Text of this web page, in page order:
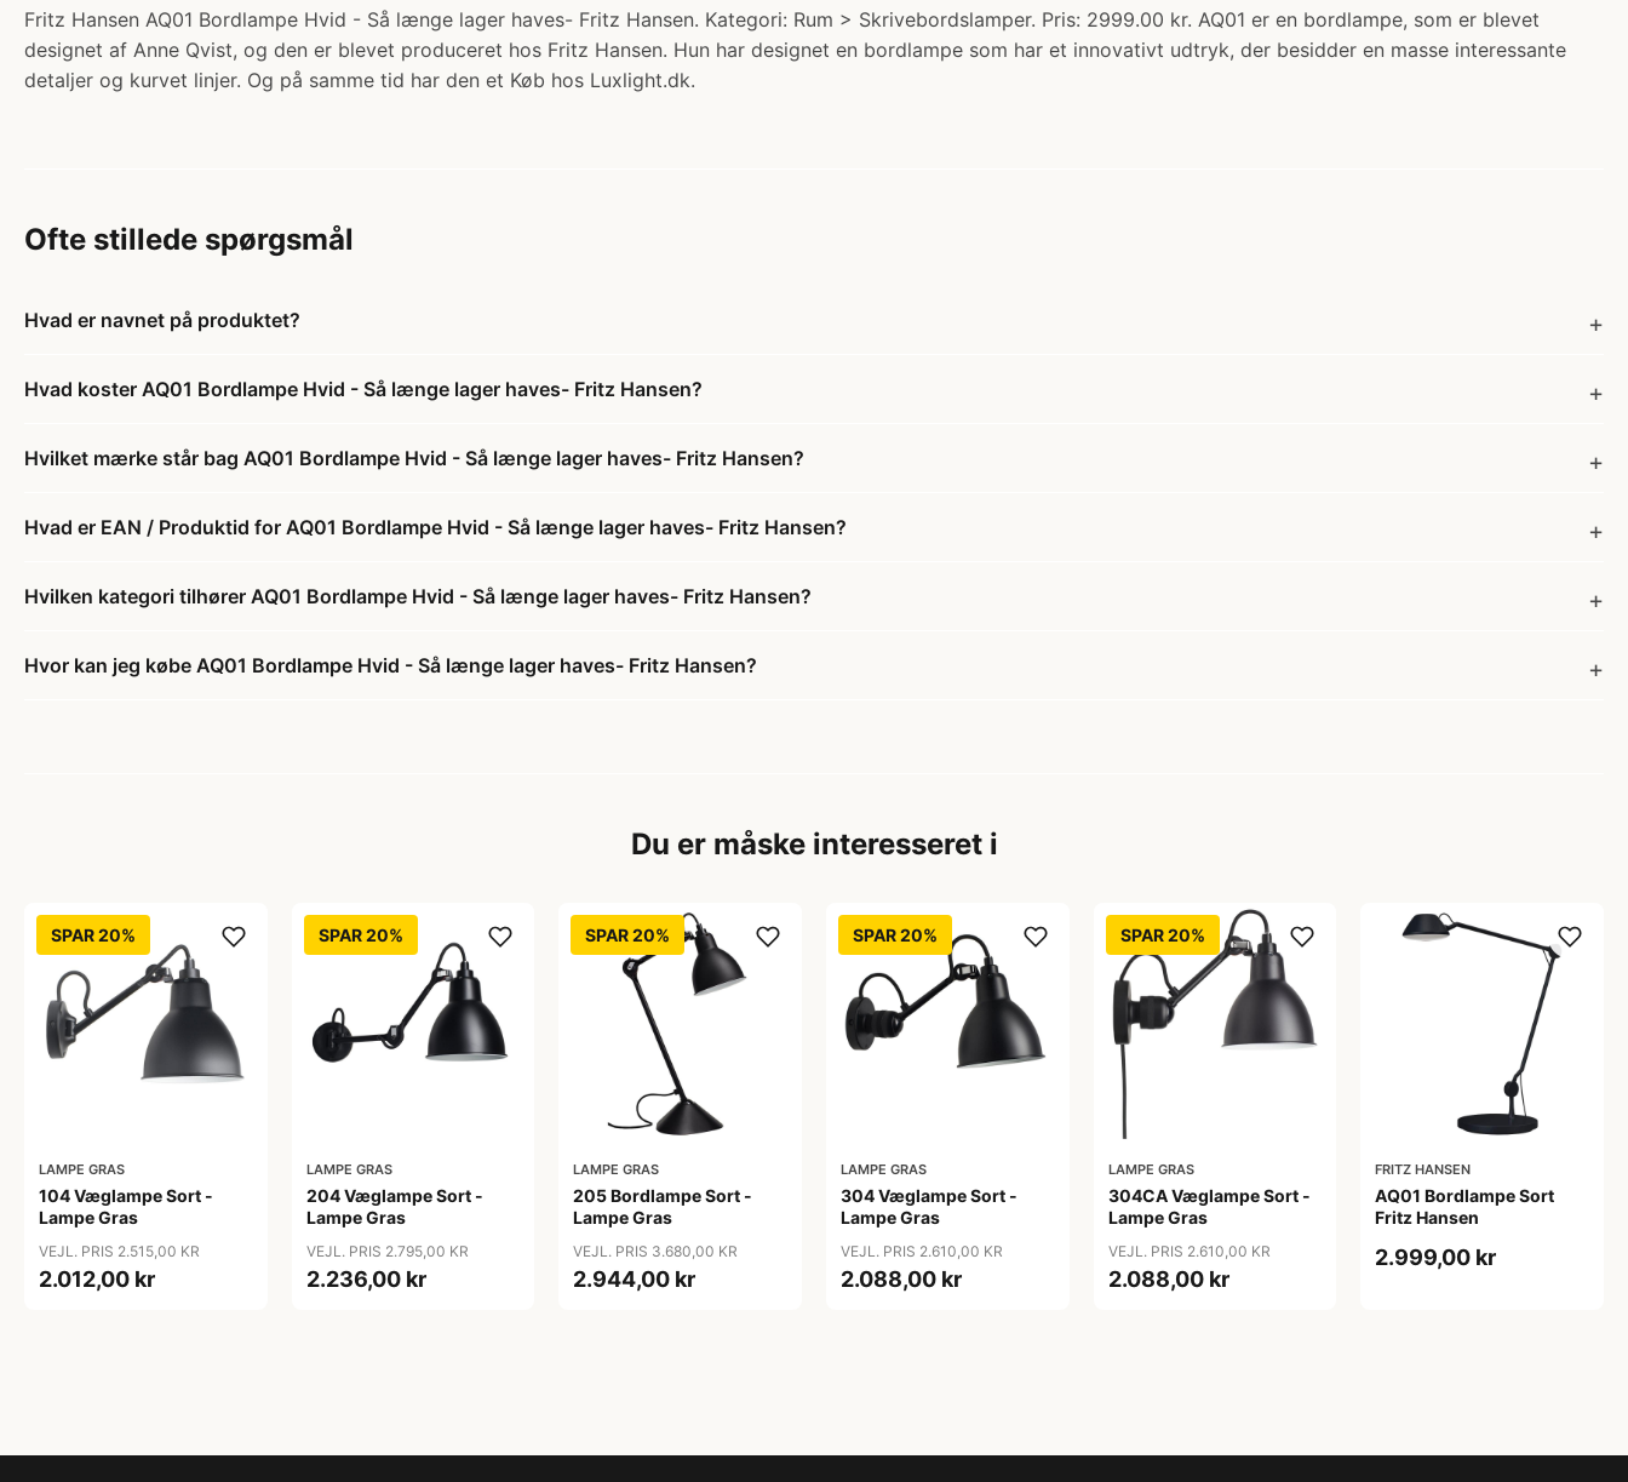
Fritz Hansen AQ01 Bordlampe Hvid - Så længe lager haves- Fritz Hansen. Kategori: Rum > Skrivebordslamper. Pris: 2999.00 kr. AQ01 er en bordlampe, som er blevet
designet af Anne Qvist, og den er blevet produceret hos Fritz Hansen. Hun har designet en bordlampe som har et innovativt udtryk, der besidder en masse interessante
detaljer og kurvet linjer. Og på samme tid har den et Køb hos Luxlight.dk.
Ofte stillede spørgsmål
Hvad er navnet på produktet?
Hvad koster AQ01 Bordlampe Hvid - Så længe lager haves- Fritz Hansen?
Hvilket mærke står bag AQ01 Bordlampe Hvid - Så længe lager haves- Fritz Hansen?
Hvad er EAN / Produktid for AQ01 Bordlampe Hvid - Så længe lager haves- Fritz Hansen?
Hvilken kategori tilhører AQ01 Bordlampe Hvid - Så længe lager haves- Fritz Hansen?
Hvor kan jeg købe AQ01 Bordlampe Hvid - Så længe lager haves- Fritz Hansen?
Du er måske interesseret i
SPAR 20%
LAMPE GRAS
104 Væglampe Sort -
Lampe Gras
VEJL. PRIS 2.515,00 KR
2.012,00 kr
SPAR 20%
LAMPE GRAS
204 Væglampe Sort -
Lampe Gras
VEJL. PRIS 2.795,00 KR
2.236,00 kr
SPAR 20%
LAMPE GRAS
205 Bordlampe Sort -
Lampe Gras
VEJL. PRIS 3.680,00 KR
2.944,00 kr
SPAR 20%
LAMPE GRAS
304 Væglampe Sort -
Lampe Gras
VEJL. PRIS 2.610,00 KR
2.088,00 kr
SPAR 20%
LAMPE GRAS
304CA Væglampe Sort -
Lampe Gras
VEJL. PRIS 2.610,00 KR
2.088,00 kr
FRITZ HANSEN
AQ01 Bordlampe Sort
Fritz Hansen
2.999,00 kr